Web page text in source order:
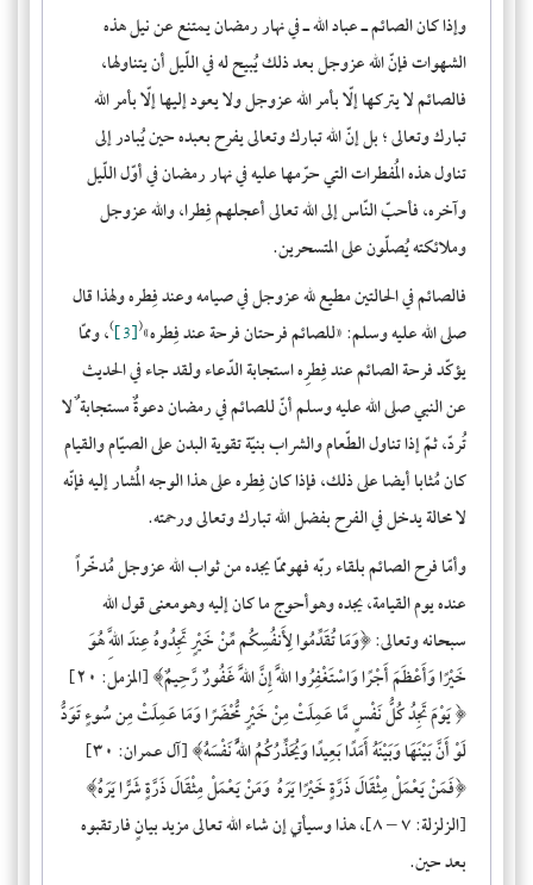
وإذا كان الصائم ـ عباد الله ـ في نهار رمضان يمتنع عن نيل هذه
الشهوات فإنّ الله عزوجل بعد ذلك يُبيح له في اللّيل أن يتناولها،
فالصائم لا يتركها إلّا بأمر الله عزوجل ولا يعود إليها إلّا بأمر الله
تبارك وتعالى ؛ بل إنّ الله تبارك وتعالى يفرح بعبده حين يُبادر إلى
تناول هذه المُفطرات التي حرّمها عليه في نهار رمضان في أوّل اللّيل
وآخره، فأحبّ النّاس إلى الله تعالى أعجلهم فِطرا، والله عزوجل
وملائكته يُصلّون على المتسحرين.
فالصائم في الحالتين مطيع لله عزوجل في صيامه وعند فِطره ولهذا قال
صلى الله عليه وسلم: «للصائم فرحتان فرحة عند فِطره»
(
[3]
)، وممّا
يؤكّد فرحة الصائم عند فِطرِه استجابة الدّعاء ولقد جاء في الحديث
عن النبي صلى الله عليه وسلم أنّ للصائم في رمضان دعوةٌ مستجابة ٌ لا
تُردّ، ثمّ إذا تناول الطّعام والشراب بنيّة تقوية البدن على الصيّام والقيام
كان مُثابا أيضا على ذلك، فإذا كان فِطره على هذا الوجه المُشار إليه فإنّه
لا محالة يدخل في الفرح بفضل الله تبارك وتعالى ورحمته.
وأمّا فرح الصائم بلقاء ربّه فهوممّا يجده من ثواب الله عزوجل مُدخّراً
عنده يوم القيامة، يجده وهوأحوج ما كان إليه وهومعنى قول الله
سبحانه وتعالى: ﴿وَمَا تُقَدِّمُوا لِأَنفُسِكُم مِّنْ خَيْرٍ تَجِدُوهُ عِندَ اللَّهِ هُوَ
خَيْرًا وَأَعْظَمَ أَجْرًا وَاسْتَغْفِرُوا اللَّهَ إِنَّ اللَّهَ غَفُورٌ رَّحِيمٌ
﴾ [المزمل: ٢٠]
﴿يَوْمَ تَجِدُ كُلُّ نَفْسٍ مَّا عَمِلَتْمِنْ خَيْرٍ مُّحْضَرًا وَمَاعَمِلَتْمِن سُوءٍ تَوَدُّ
لَوْ أَنَّ بَيْنَهَا وَبَيْنَهُ أَمَدًا بَعِيدًا وَيُحَذِّرُكُمُ
اللَّهُ نَفْسَهُ﴾ [آل عمران: ٣٠]
﴿فَمَنْ يَعْمَلْ مِثْقَالَ ذَرَّةٍ خَيْرًا يَرَهُ وَمَنْ يَعْمَلْ مِثْقَالَ ذَرَّةٍ شَرًّا يَرَهُ﴾
[الزلزلة: ٧ – ٨]، هذا وسيأتي إن شاء الله تعالى مزيد بيانٍ فارتقبوه
بعد حين.